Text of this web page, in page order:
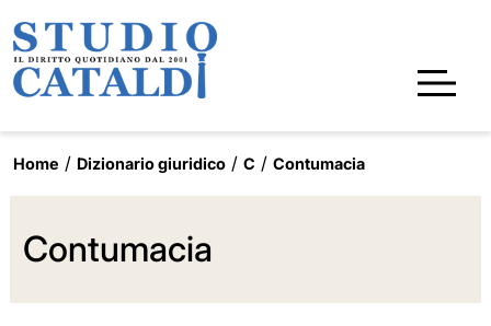
Home Dizionario giuridico C Contumacia
Contumacia